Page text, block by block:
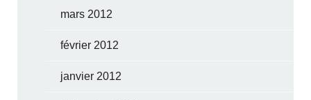
mars 2012
février 2012
janvier 2012